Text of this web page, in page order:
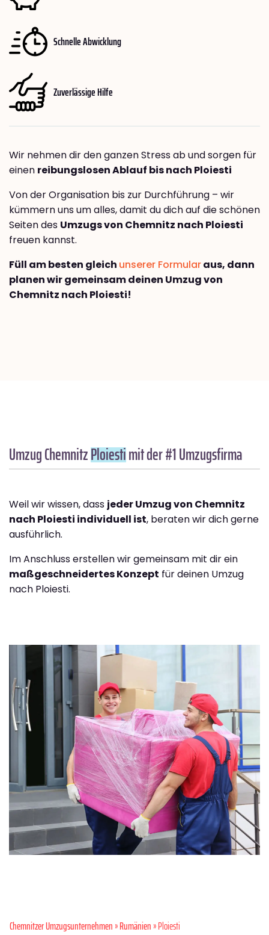
Schnelle Abwicklung
Zuverlässige Hilfe
Wir nehmen dir den ganzen Stress ab und sorgen für
einen reibungslosen Ablauf bis nach Ploiesti
Von der Organisation bis zur Durchführung – wir
kümmern uns um alles, damit du dich auf die schönen
Seiten des Umzugs von Chemnitz nach Ploiesti
freuen kannst.
Füll am besten gleich unserer Formularaus, dann
planen wir gemeinsam deinen Umzug von
Chemnitz nach Ploiesti!
Umzug ChemnitzPloiestimit der #1 Umzugsfirma
Weil wir wissen, dass jeder Umzug von Chemnitz
nach Ploiesti individuell ist, beraten wir dich gerne
ausführlich.
Im Anschluss erstellen wir gemeinsam mit dir ein
maßgeschneidertes Konzept für deinen Umzug
nach Ploiesti.
Chemnitzer Umzugsunternehmen»Rumänien» Ploiesti